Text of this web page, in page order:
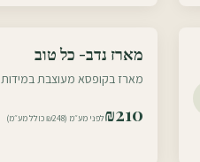
עוטף צפון
מארז נדב- כל טוב
מארז בקופסא מעוצבת במידות 18/35/10 ס״מ הכולל:
₪210 לפני מע״מ (₪248 כולל מע״מ)